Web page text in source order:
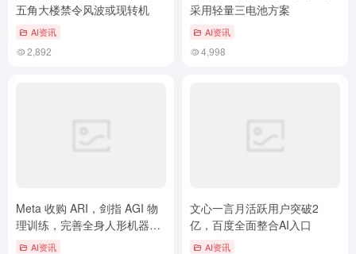
五角大楼禁令风波或现转机
AI资讯
2,892
采用轻量三电池方案
AI资讯
4,998
Meta 收购 ARI，剑指 AGI 物
理训练，完善全身人形机器人
控制布局
AI资讯
文心一言月活跃用户突破2
亿，百度全面整合AI入口
AI资讯